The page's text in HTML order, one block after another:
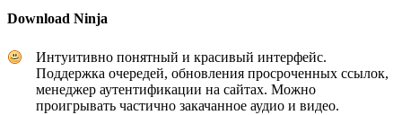
Download Ninja
Интуитивно понятный и красивый интерфейс.
Поддержка очередей, обновления просроченных ссылок,
менеджер аутентификации на сайтах. Можно
проигрывать частично закачанное аудио и видео.